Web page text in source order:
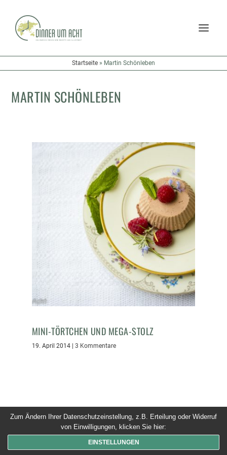
Startseite » Martin Schönleben
MARTIN SCHÖNLEBEN
MINI-TÖRTCHEN UND MEGA-STOLZ
19. April 2014| 3 Kommentare
© 2026 Dinner um Acht. Alle Rechte vorbehalten
Zum Ändern Ihrer Datenschutzeinstellung, z.B. Erteilung oder Widerruf
von Einwilligungen, klicken Sie hier:
EINSTELLUNGEN